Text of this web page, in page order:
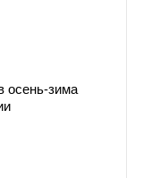
осень-зима